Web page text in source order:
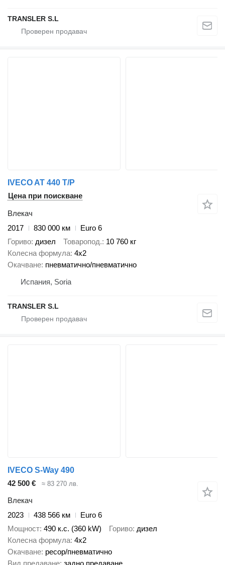
TRANSLER S.L
IVECO AT 440 T/P
Цена при поискване
Влекач
2017
830 000 км
Euro 6
Гориво дизел Товаропод. 10 760 кг
Колесна формула 4x2
Окачване пневматично/пневматично
Испания, Soria
TRANSLER S.L
IVECO S-Way 490
42 500 €
≈ 83 270 лв.
Влекач
2023
438 566 км
Euro 6
Мощност 490 к.с. (360 kW) Гориво дизел
Колесна формула 4x2
Окачване ресор/пневматично
Вид предаване задно предаване